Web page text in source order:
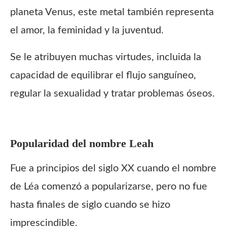
planeta Venus, este metal también representa
el amor, la feminidad y la juventud.
Se le atribuyen muchas virtudes, incluida la
capacidad de equilibrar el flujo sanguíneo,
regular la sexualidad y tratar problemas óseos.
Popularidad del nombre Leah
Fue a principios del siglo XX cuando el nombre
de Léa comenzó a popularizarse, pero no fue
hasta finales de siglo cuando se hizo
imprescindible.